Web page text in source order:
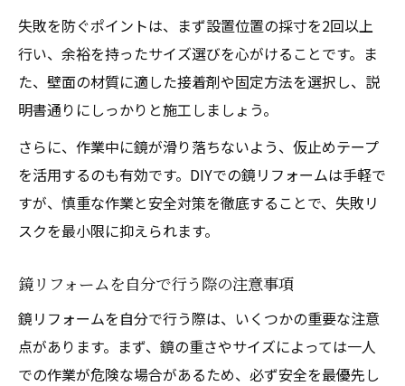
失敗を防ぐポイントは、まず設置位置の採寸を2回以上
行い、余裕を持ったサイズ選びを心がけることです。ま
た、壁面の材質に適した接着剤や固定方法を選択し、説
明書通りにしっかりと施工しましょう。
さらに、作業中に鏡が滑り落ちないよう、仮止めテープ
を活用するのも有効です。DIYでの鏡リフォームは手軽で
すが、慎重な作業と安全対策を徹底することで、失敗リ
スクを最小限に抑えられます。
鏡リフォームを自分で行う際の注意事項
鏡リフォームを自分で行う際は、いくつかの重要な注意
点があります。まず、鏡の重さやサイズによっては一人
での作業が危険な場合があるため、必ず安全を最優先し